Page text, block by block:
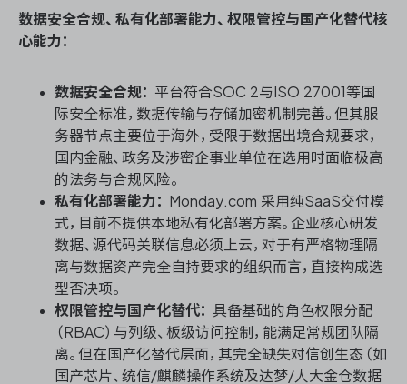
数据安全合规、私有化部署能力、权限管控与国产化替代核
心能力：
数据安全合规：
平台符合SOC 2与ISO 27001等国
际安全标准，数据传输与存储加密机制完善。但其服
务器节点主要位于海外，受限于数据出境合规要求，
国内金融、政务及涉密企事业单位在选用时面临极高
的法务与合规风险。
私有化部署能力：
Monday.com 采用纯SaaS交付模
式，目前不提供本地私有化部署方案。企业核心研发
数据、源代码关联信息必须上云，对于有严格物理隔
离与数据资产完全自持要求的组织而言，直接构成选
型否决项。
权限管控与国产化替代：
具备基础的角色权限分配
（RBAC）与列级、板级访问控制，能满足常规团队隔
离。但在国产化替代层面，其完全缺失对信创生态（如
国产芯片、统信/麒麟操作系统及达梦/人大金仓数据